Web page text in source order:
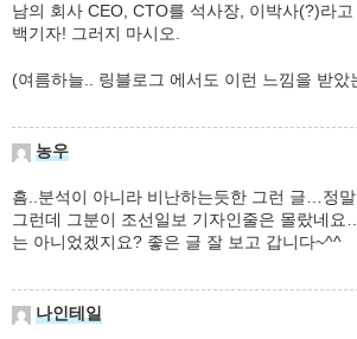
남의 회사 CEO, CTO를 석사장, 이박사(?)라
백기자! 그러지 마시오.
(여름하늘.. 링블로그 에서도 이런 느낌을 받
농우
흠..분석이 아니라 비난하는듯한 그런 글…정
그런데 그분이 조선일보 기자인줄은 몰랐네
는 아니었겠지요? 좋은 글 잘 보고 갑니다~^^
나인테일